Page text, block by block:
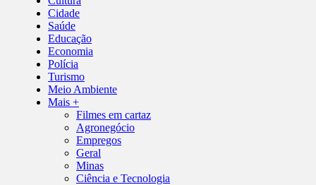
Cidade
Saúde
Educação
Economia
Polícia
Turismo
Meio Ambiente
Mais +
Filmes em cartaz
Agronegócio
Empregos
Geral
Minas
Ciência e Tecnologia